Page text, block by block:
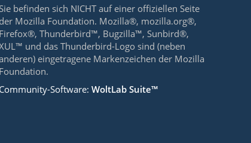
befinden sich NICHT auf einer offiziellen Seite
der Mozilla Foundation. Mozilla®, mozilla.org®,
Firefox®, Thunderbird™, Bugzilla™, Sunbird®,
und das Thunderbird-Logo sind (neben
eingetragene Markenzeichen der Mozilla
Foundation.
Community-Software:WoltLab Suite™